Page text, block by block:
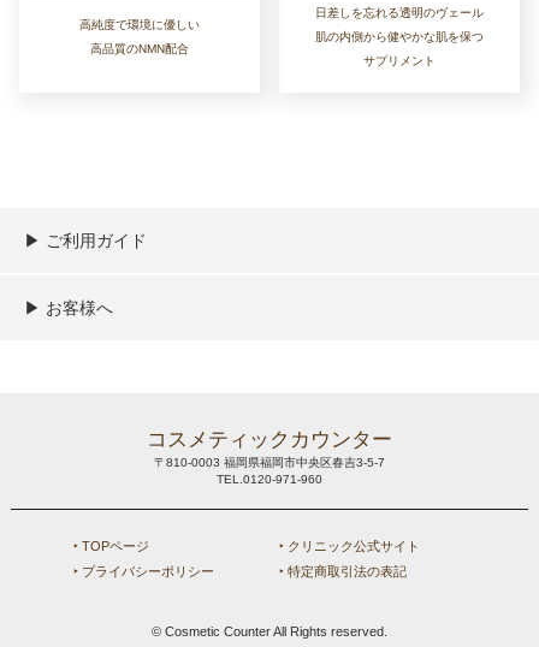
高純度で環境に優しい
高品質のNMN配合
日差しを忘れる透明のヴェール
肌の内側から健やかな肌を保つ
サプリメント
▶︎ ご利用ガイド
ご利用ガイド
決済／配送／送料について
取り扱い商品一覧
顧客情報の取扱について
特定商取引法の表記
▶︎ お客様へ
コスメティックカウンター
〒810-0003 福岡県福岡市中央区春吉3-5-7
TEL.0120-971-960
‣ TOPページ
‣ クリニック公式サイト
‣ プライバシーポリシー
‣ 特定商取引法の表記
© Cosmetic Counter All Rights reserved.